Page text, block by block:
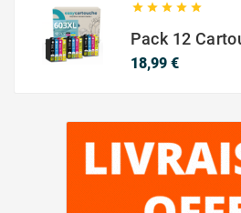
    
18,99 €Prix